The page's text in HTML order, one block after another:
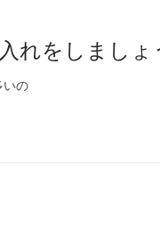
れをしましょ
いの